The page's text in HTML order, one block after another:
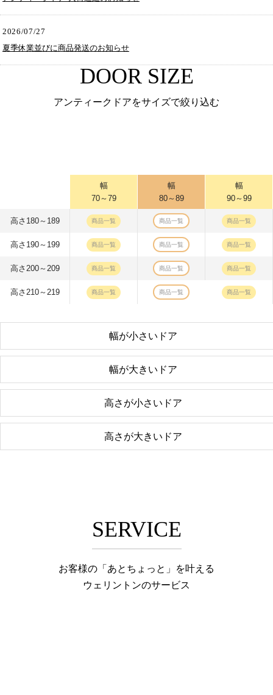
2026/07/27
夏季休業並びに商品発送のお知らせ
DOOR SIZE
アンティークドアをサイズで絞り込む
幅
70～79
幅
80～89
幅
90～99
高さ180～189 商品一覧 商品一覧 商品一覧
高さ190～199 商品一覧 商品一覧 商品一覧
高さ200～209 商品一覧 商品一覧 商品一覧
高さ210～219 商品一覧 商品一覧 商品一覧
幅が小さいドア
幅が大きいドア
高さが小さいドア
高さが大きいドア
SERVICE
お客様の「あとちょっと」を叶える
ウェリントンのサービス